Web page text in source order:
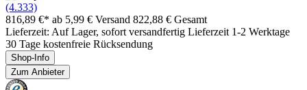
(4.333)
816,89 €* ab 5,99 € Versand 822,88 € Gesamt
Lieferzeit: Auf Lager, sofort versandfertig Lieferzeit 1-2 Werktage
30 Tage kostenfreie Rücksendung
Shop-Info
Zum Anbieter